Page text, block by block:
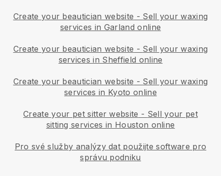
Create your beautician website - Sell your waxing
services in Garland online
Create your beautician website - Sell your waxing
services in Sheffield online
Create your beautician website - Sell your waxing
services in Kyoto online
Create your pet sitter website - Sell your pet
sitting services in Houston online
Pro své služby analýzy dat použijte software pro
správu podniku